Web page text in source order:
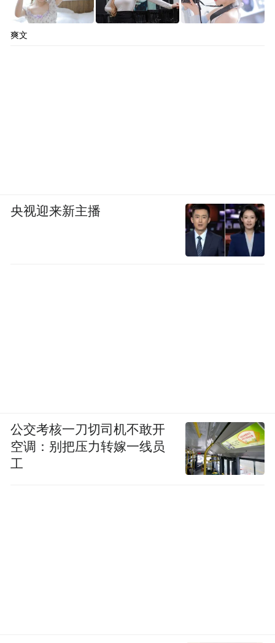
爽文
央视迎来新主播
公交考核一刀切司机不敢开
空调：别把压力转嫁一线员
工